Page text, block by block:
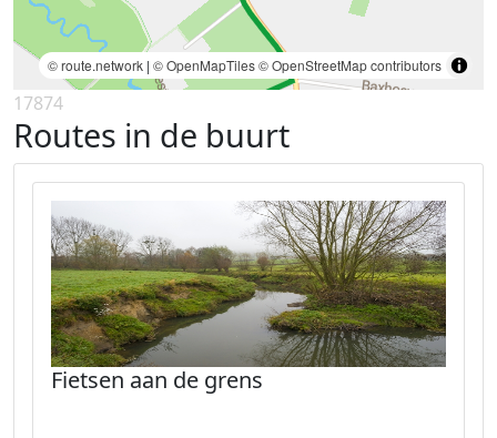
© route.network | © OpenMapTiles© OpenStreetMap contributors
17874
Routes in de buurt
Fietsen aan de grens